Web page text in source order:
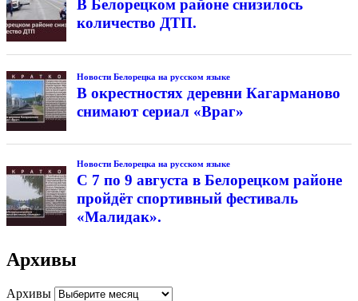
В Белорецком районе снизилось
количество ДТП.
Новости Белорецка на русском языке
В окрестностях деревни Кагарманово
снимают сериал «Враг»
Новости Белорецка на русском языке
С 7 по 9 августа в Белорецком районе
пройдёт спортивный фестиваль
«Малидак».
Архивы
Архивы